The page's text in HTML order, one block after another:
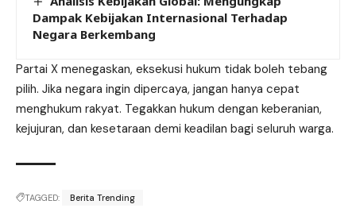
Dampak Kebijakan Internasional Terhadap
Negara Berkembang
Partai X menegaskan, eksekusi hukum tidak boleh tebang
pilih. Jika negara ingin dipercaya, jangan hanya cepat
menghukum rakyat. Tegakkan hukum dengan keberanian,
kejujuran, dan kesetaraan demi keadilan bagi seluruh warga.
TAGGED: Berita Trending